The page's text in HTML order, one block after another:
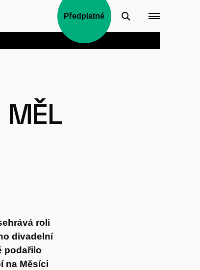
Předplatné
roli
divadelní
podařilo
na Měsíci